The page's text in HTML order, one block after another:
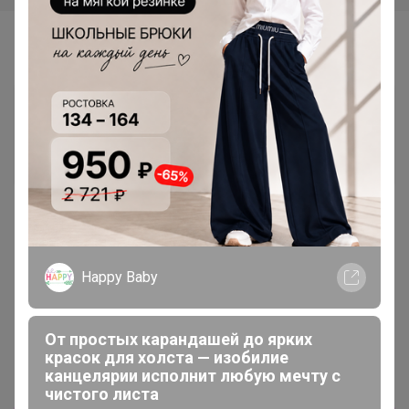
Самые желанные
448р
Скорлупа Кедрового ореха
60л
406р
Кора сосновая (фракция 5-
10см) 60л
Happy Baby
От простых карандашей до ярких
красок для холста — изобилие
канцелярии исполнит любую мечту с
чистого листа